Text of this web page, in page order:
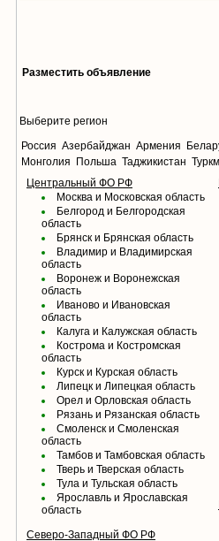
Разместить объявление
Выберите регион
Россия Азербайджан Армения
Монголия
Польша Таджикистан
Центральный ФО РФ
Москва и Московская область
Белгород и Белгородская
область
Брянск и Брянская область
Владимир и Владимирская
область
Воронеж и Воронежская
область
Иваново и Ивановская
область
Калуга и Калужская область
Кострома и Костромская
область
Курск и Курская область
Липецк и Липецкая область
Орел и Орловская область
Рязань и Рязанская область
Смоленск и Смоленская
область
Тамбов и Тамбовская область
Тверь и Тверская область
Тула и Тульская область
Ярославль и Ярославская
область
Северо-Западный ФО РФ